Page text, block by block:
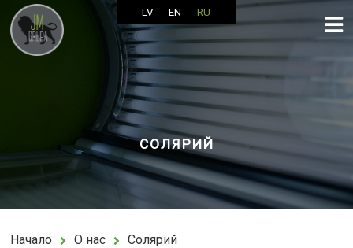
LV EN RU
СОЛЯРИЙ
Начало О нас Солярий